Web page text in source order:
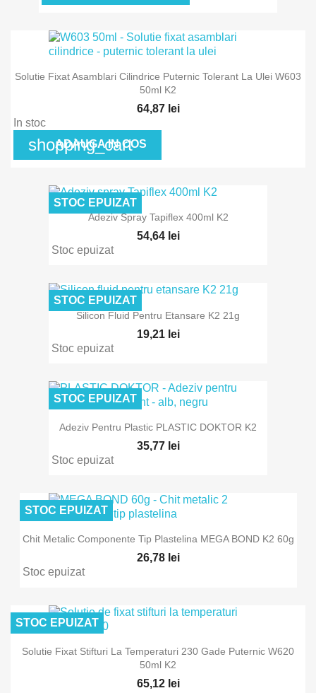
Solutie Fixat Asamblari Cilindrice Puternic Tolerant La Ulei W603
50ml K2
64,87 lei
In stoc
shopping_cart
ADAUGA IN COS
Adeziv Spray Tapiflex 400ml K2
54,64 lei
Stoc epuizat
STOC EPUIZAT
Silicon Fluid Pentru Etansare K2 21g
19,21 lei
Stoc epuizat
STOC EPUIZAT
Adeziv Pentru Plastic PLASTIC DOKTOR K2
35,77 lei
Stoc epuizat
STOC EPUIZAT
Chit Metalic Componente Tip Plastelina MEGA BOND K2 60g
26,78 lei
Stoc epuizat
STOC EPUIZAT
Solutie Fixat Stifturi La Temperaturi 230 Gade Puternic W620
50ml K2
65,12 lei
STOC EPUIZAT